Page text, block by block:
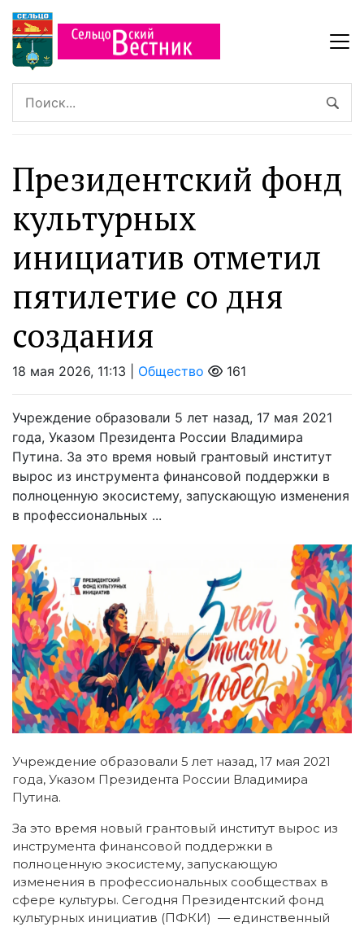
Президентский фонд
культурных
инициатив отметил
пятилетие со дня
создания
18 мая 2026, 11:13 | Общество 161
Учреждение образовали 5 лет назад, 17 мая 2021
года, Указом Президента России Владимира
Путина. За это время новый грантовый институт
вырос из инструмента финансовой поддержки в
полноценную экосистему, запускающую изменения
в профессиональных ...
Учреждение образовали 5 лет назад, 17 мая 2021
года, Указом Президента России Владимира
Путина.
За это время новый грантовый институт вырос из
инструмента финансовой поддержки в
полноценную экосистему, запускающую
изменения в профессиональных сообществах в
сфере культуры. Сегодня Президентский фонд
культурных инициатив (ПФКИ) — единственный